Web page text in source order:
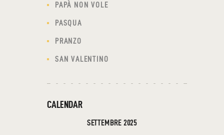
PAPÀ NON VOLE
PASQUA
PRANZO
SAN VALENTINO
CALENDAR
SETTEMBRE 2025